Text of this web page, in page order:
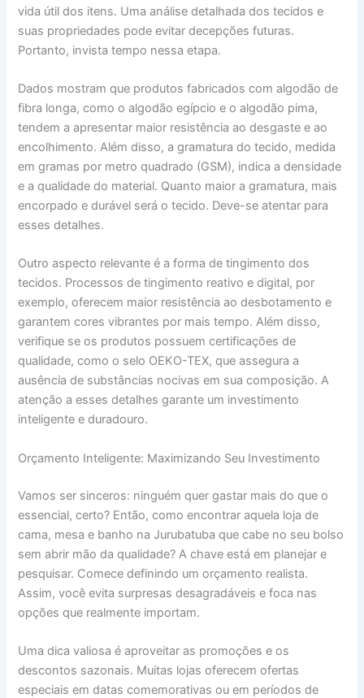
vida útil dos itens. Uma análise detalhada dos tecidos e
suas propriedades pode evitar decepções futuras.
Portanto, invista tempo nessa etapa.
Dados mostram que produtos fabricados com algodão de
fibra longa, como o algodão egípcio e o algodão pima,
tendem a apresentar maior resistência ao desgaste e ao
encolhimento. Além disso, a gramatura do tecido, medida
em gramas por metro quadrado (GSM), indica a densidade
e a qualidade do material. Quanto maior a gramatura, mais
encorpado e durável será o tecido. Deve-se atentar para
esses detalhes.
Outro aspecto relevante é a forma de tingimento dos
tecidos. Processos de tingimento reativo e digital, por
exemplo, oferecem maior resistência ao desbotamento e
garantem cores vibrantes por mais tempo. Além disso,
verifique se os produtos possuem certificações de
qualidade, como o selo OEKO-TEX, que assegura a
ausência de substâncias nocivas em sua composição. A
atenção a esses detalhes garante um investimento
inteligente e duradouro.
Orçamento Inteligente: Maximizando Seu Investimento
Vamos ser sinceros: ninguém quer gastar mais do que o
essencial, certo? Então, como encontrar aquela loja de
cama, mesa e banho na Jurubatuba que cabe no seu bolso
sem abrir mão da qualidade? A chave está em planejar e
pesquisar. Comece definindo um orçamento realista.
Assim, você evita surpresas desagradáveis e foca nas
opções que realmente importam.
Uma dica valiosa é aproveitar as promoções e os
descontos sazonais. Muitas lojas oferecem ofertas
especiais em datas comemorativas ou em períodos de